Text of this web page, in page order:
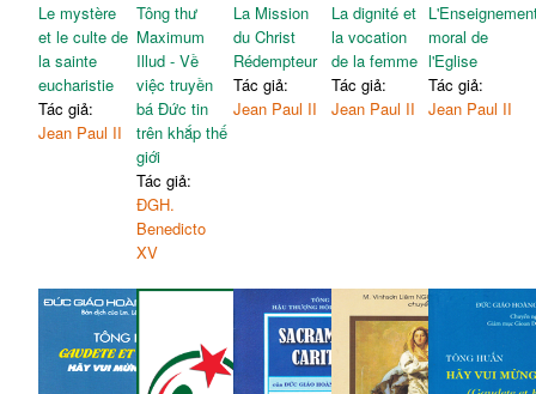
Le mystère
et le culte de
la sainte
eucharistie
Tác giả:
Jean Paul II
Tông thư
Maximum
Illud - Về
việc truyền
bá Đức tin
trên khắp thế
giới
Tác giả:
ĐGH.
Benedicto
XV
La Mission
du Christ
Rédempteur
Tác giả:
Jean Paul II
La dignité et
la vocation
de la femme
Tác giả:
Jean Paul II
moral de
l'Eglise
Tác giả:
Jean Paul II